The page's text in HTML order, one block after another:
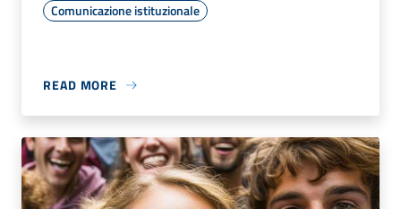
Comunicazione istituzionale
READ MORE